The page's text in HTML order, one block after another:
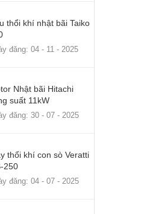
thổi khí nhật bãi Taiko
đăng: 04 - 11 - 2025
Nhật bãi Hitachi
suất 11kW
đăng: 30 - 07 - 2025
thổi khí con sò Veratti
250
đăng: 04 - 07 - 2025